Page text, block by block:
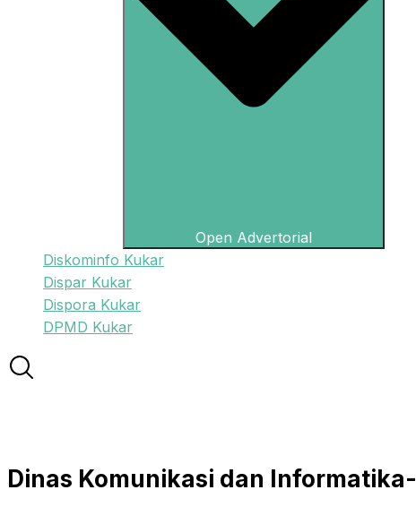
Open Advertorial
Diskominfo Kukar
Dispar Kukar
Dispora Kukar
DPMD Kukar
Dinas Komunikasi dan Informatika-